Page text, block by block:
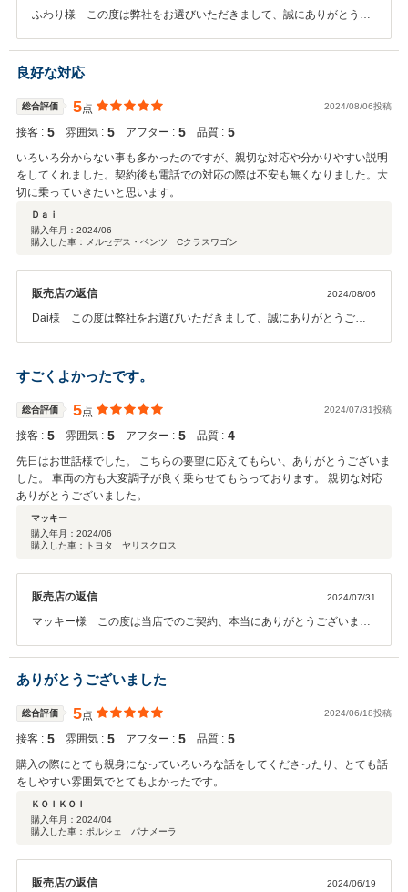
ふわり様 この度は弊社をお選びいただきまして、誠にありがとうご
変光栄に感じております。 その後、お車の調子などはいかがでしょう
か？ぜひまたお気軽にお立ち寄りいただければと思います。 今後とも
宜しくお願い致します。
良好な対応
総合評価 5点 2024/08/06投稿
接客 : 5 雰囲気 : 5 アフター : 5 品質 : 5
いろいろ分からない事も多かったのですが、親切な対応や分かりやすい説明
をしてくれました。契約後も電話での対応の際は不安も無くなりました。大
切に乗っていきたいと思います。
Ｄａｉ
購入年月： 2024/06
購入した車：メルセデス・ベンツ Cクラスワゴン
販売店の返信 2024/08/06
Dai様 この度は弊社をお選びいただきまして、誠にありがとうござ
光栄に感じております。 その後、お車の調子などはいかがでしょう
か？ぜひまたお気軽にお立ち寄りいただければと思います。 今後とも
宜しくお願い致します。
すごくよかったです。
総合評価 5点 2024/07/31投稿
接客 : 5 雰囲気 : 5 アフター : 5 品質 : 4
先日はお世話様でした。 こちらの要望に応えてもらい、ありがとうございま
した。 車両の方も大変調子が良く乗らせてもらっております。 親切な対応
ありがとうございました。
マッキー
購入年月： 2024/06
購入した車：トヨタ ヤリスクロス
販売店の返信 2024/07/31
マッキー様 この度は当店でのご契約、本当にありがとうございまし
あげて下さいね。また、近くにお越しの際は遠慮なく当店にお立ち寄
り頂ければと思っております。今後ともよろしくお願いいたします。
ありがとうございました
総合評価 5点 2024/06/18投稿
接客 : 5 雰囲気 : 5 アフター : 5 品質 : 5
購入の際にとても親身になっていろいろな話をしてくださったり、とても話
をしやすい雰囲気でとてもよかったです。
ＫＯＩＫＯＩ
購入年月： 2024/04
購入した車：ポルシェ パナメーラ
販売店の返信 2024/06/19